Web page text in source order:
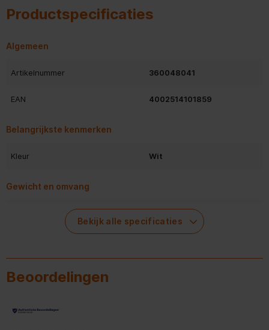
Productspecificaties
Algemeen
Artikelnummer 360048041
EAN 4002514101859
Belangrijkste kenmerken
Kleur Wit
Gewicht en omvang
1,5 cm
Compatibele producten
Bekijk alle specificaties
Beoordelingen